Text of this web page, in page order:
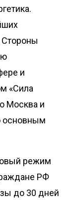
Стороны
и
«Сила
Москва и
основным
режим
РФ
до 30 дней